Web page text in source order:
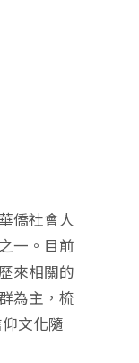
僑社會人
一。目前
來相關的
為主，梳
文化隨